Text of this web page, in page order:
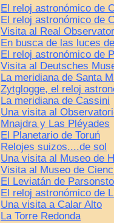
El reloj astronómico de
El reloj astronómico de
Visita al Real
En busca de las luces
El reloj astronómico de
Visita al Deutsches
La meridiana de Santa
Zytglogge, el reloj
La meridiana de Cassini
Una visita al
Mnajdra y Las Pléyades
El Planetario de Toruń
Relojes suizos....de sol
Una visita al Museo de
Visita al Museo de
El Leviatán de
El reloj astronómico de
Una visita a Calar Alto
La Torre Redonda